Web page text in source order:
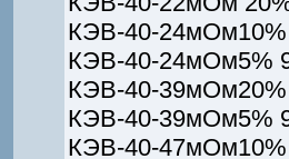
КЭВ-40-24мОм10%
КЭВ-40-24мОм5%
КЭВ-40-39мОм20%
КЭВ-40-39мОм5%
КЭВ-40-47мОм10%